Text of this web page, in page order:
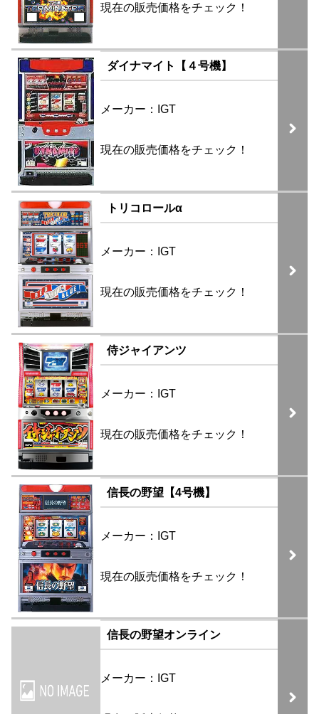
現在の販売価格をチェック！
ダイナマイト【４号機】
メーカー：IGT
現在の販売価格をチェック！
トリコロールα
メーカー：IGT
現在の販売価格をチェック！
侍ジャイアンツ
メーカー：IGT
現在の販売価格をチェック！
信長の野望【4号機】
メーカー：IGT
現在の販売価格をチェック！
信長の野望オンライン
メーカー：IGT